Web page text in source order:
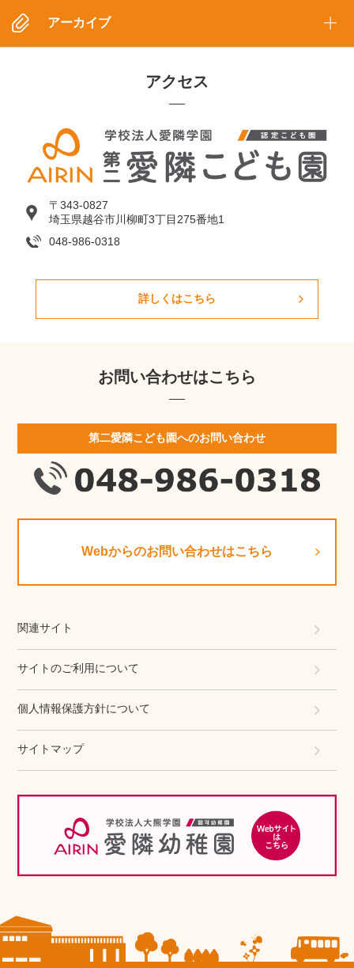
アーカイブ
アクセス
〒343-0827
埼玉県越谷市川柳町3丁目275番地1
048-986-0318
詳しくはこちら
お問い合わせはこちら
第二愛隣こども園へのお問い合わせ
Webからのお問い合わせはこちら
関連サイト
サイトのご利用について
個人情報保護方針について
サイトマップ